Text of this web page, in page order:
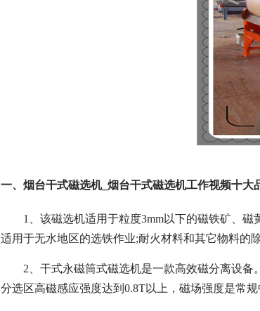
一、烟台干式磁选机_烟台干式磁选机工作视频十大
1、该磁选机适用于粒度3mm以下的磁铁矿、
适用于无水地区的选铁作业;耐火材料和其它物料的除
2、干式永磁筒式磁选机是一款高效磁分离设
分选区高磁感应强度达到0.8T以上，磁场强度是常